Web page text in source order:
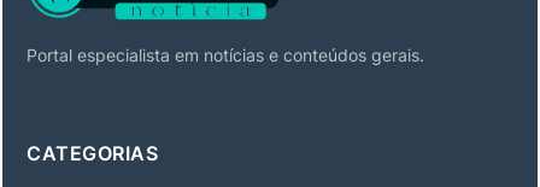
Portal especialista em notícias e conteúdos gerais.
CATEGORIAS